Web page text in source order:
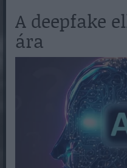
A deepfake
ára